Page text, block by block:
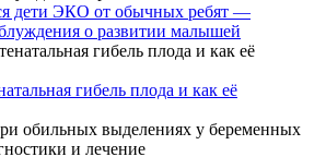
дети ЭКО от обычных ребят —
о развитии малышей
гибель плода и как её